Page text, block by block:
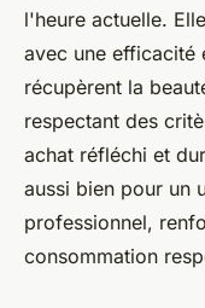
l'heure actuelle.
avec une efficacité
récupèrent la
respectant des
achat réfléchi et
aussi bien pour un
professionnel,
consommation